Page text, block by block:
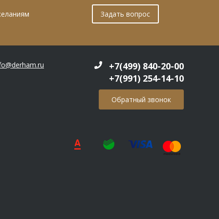
Задать вопрос
+7(499) 840-20-00
+7(991) 254-14-10
Обратный звонок